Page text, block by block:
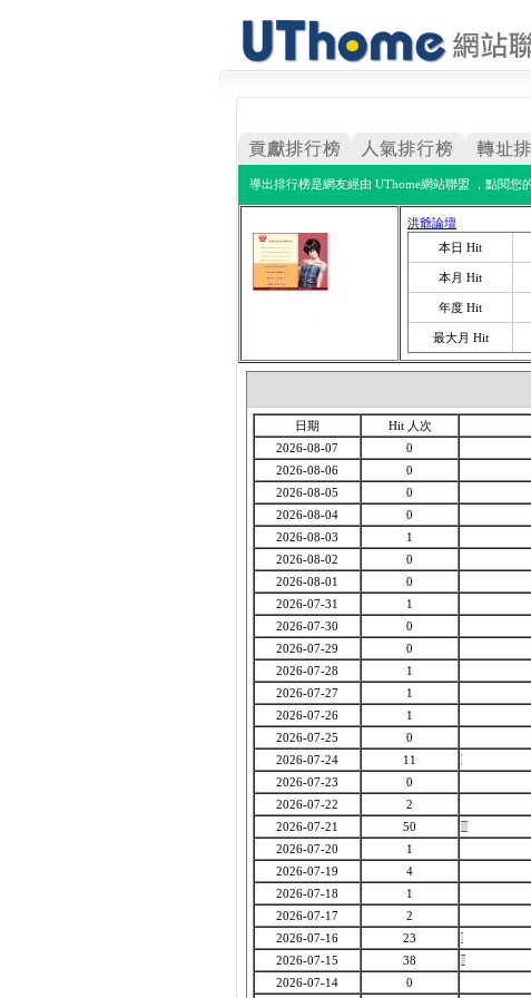
導出排行榜是網友經由 UThome網站聯盟 ，點閱您
洪爺論壇
本日 Hit
本月 Hit
年度 Hit
最大月 Hit
日期 Hit 人次
2026-08-07
0
2026-08-06
0
2026-08-05
0
2026-08-04
0
2026-08-03
1
2026-08-02
0
2026-08-01
0
2026-07-31
1
2026-07-30
0
2026-07-29
0
2026-07-28
1
2026-07-27
1
2026-07-26
1
2026-07-25
0
2026-07-24
11
2026-07-23
0
2026-07-22
2
2026-07-21
50
2026-07-20
1
2026-07-19
4
2026-07-18
1
2026-07-17
2
2026-07-16
23
2026-07-15
38
2026-07-14
0